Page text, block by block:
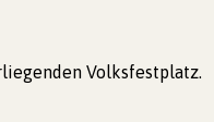
Volksfestplatz.